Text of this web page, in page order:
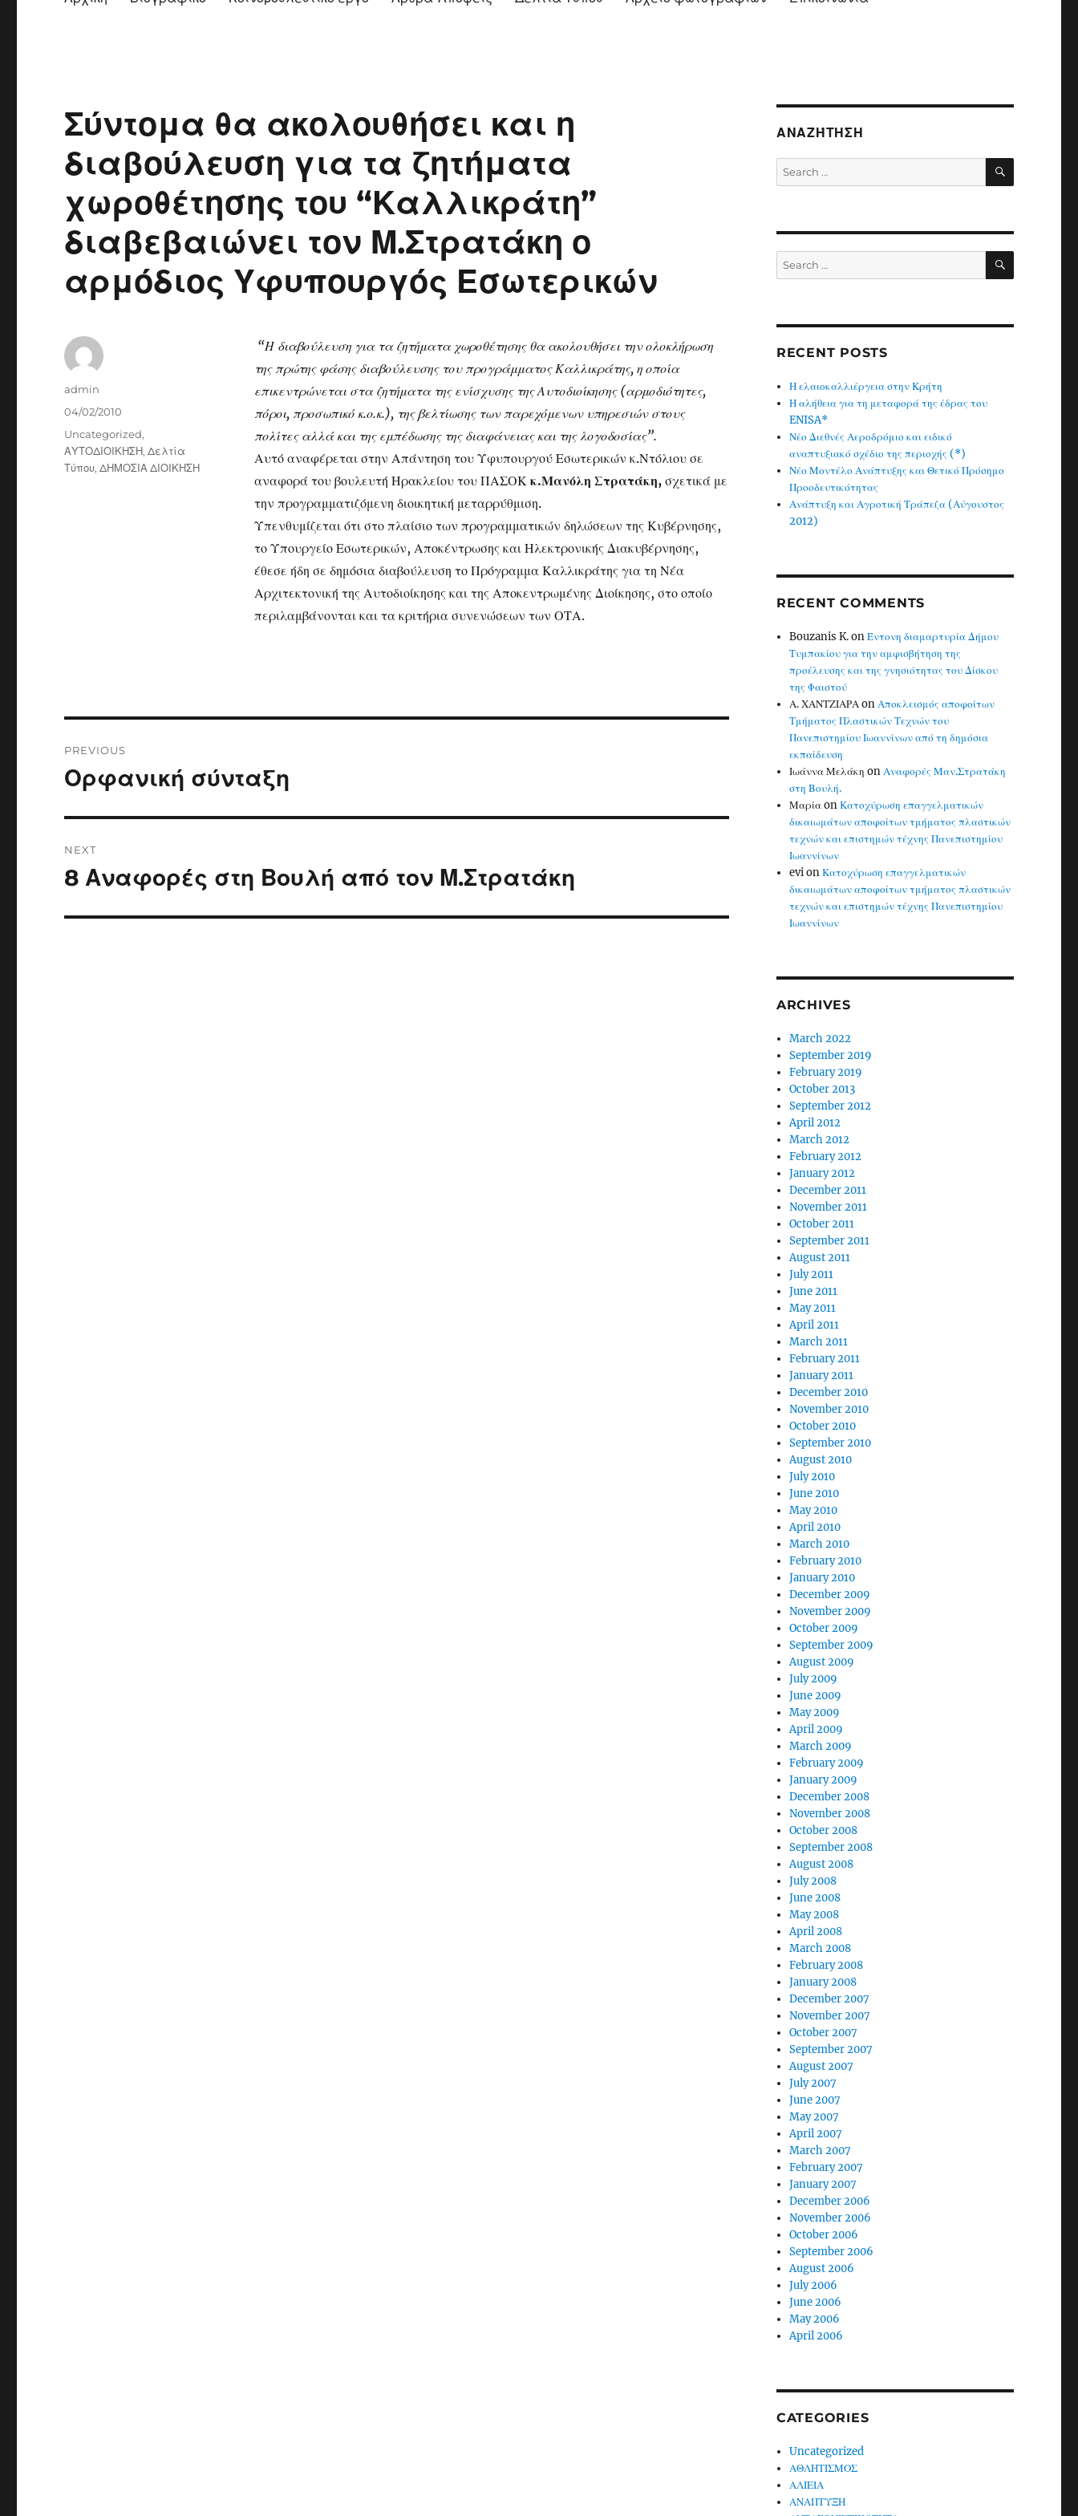
Σύντομα θα ακολουθήσει και η
διαβούλευση για τα ζητήματα
χωροθέτησης του “Καλλικράτη”
διαβεβαιώνει τον Μ.Στρατάκη ο
αρμόδιος Υφυπουργός Εσωτερικών
“Η διαβούλευση για τα ζητήματα χωροθέτησης θα ακολουθήσει την ολοκλήρωση
της πρώτης φάσης διαβούλευσης του προγράμματος Καλλικράτης, η οποία
επικεντρώνεται στα ζητήματα της ενίσχυσης της Αυτοδιοίκησης (αρμοδιότητες,
πόροι, προσωπικό κ.ο.κ.), της βελτίωσης των παρεχόμενων υπηρεσιών στους
πολίτες αλλά και της εμπέδωσης της διαφάνειας και της λογοδοσίας”.
Αυτό αναφέρεται στην Απάντηση του Υφυπουργού Εσωτερικών κ.Ντόλιου σε
αναφορά του βουλευτή Ηρακλείου του ΠΑΣΟΚ κ.Μανόλη Στρατάκη,σχετικά με
την προγραμματιζόμενη διοικητική μεταρρύθμιση.
Υπενθυμίζεται ότι στο πλαίσιο των προγραμματικών δηλώσεων της Κυβέρνησης,
το Υπουργείο Εσωτερικών, Αποκέντρωσης και Ηλεκτρονικής Διακυβέρνησης,
έθεσε ήδη σε δημόσια διαβούλευση το Πρόγραμμα Καλλικράτης για τη Νέα
Αρχιτεκτονική της Αυτοδιοίκησης και της Αποκεντρωμένης Διοίκησης, στο οποίο
περιλαμβάνονται και τα κριτήρια συνενώσεων των ΟΤΑ.
Author
admin
Posted
04/02/2010
Categories
Uncategorized,
ΑΥΤΟΔΙΟΙΚΗΣΗ,Δελτία
Τύπου,ΔΗΜΟΣΙΑ ΔΙΟΙΚΗΣΗ
navigation
PREVIOUS
Previous
Ορφανική σύνταξη
NEXT
Next
8 Αναφορές στη Βουλή από τον Μ.Στρατάκη
ΑΝΑΖΉΤΗΣΗ
Search
for:
SEARCH
Search
for:
SEARCH
RECENT POSTS
Η ελαιοκαλλιέργεια στην Κρήτη
Η αλήθεια για τη μεταφορά της έδρας του
ENISA*
Νέο Διεθνές Αεροδρόμιο και ειδικό
αναπτυξιακό σχέδιο της περιοχής (*)
Νέο Μοντέλο Ανάπτυξης και Θετικό Πρόσημο
Προοδευτικότητας
Ανάπτυξη και Αγροτική Τράπεζα (Αύγουστος
2012)
RECENT COMMENTS
Bouzanis K.onΈντονη διαμαρτυρία Δήμου
Τυμπακίου για την αμφισβήτηση της
προέλευσης και της γνησιότητας του Δίσκου
της Φαιστού
Α. ΧΑΝΤΖΙΑΡΑonΑποκλεισμός αποφοίτων
Τμήματος Πλαστικών Τεχνών του
Πανεπιστημίου Ιωαννίνων από τη δημόσια
εκπαίδευση
Ιωάννα Μελάκη onΑναφορές Μαν.Στρατάκη
στη Βουλή.
ΜαρίαonΚατοχύρωση επαγγελματικών
δικαιωμάτων αποφοίτων τμήματος πλαστικών
τεχνών και επιστημών τέχνης Πανεπιστημίου
Ιωαννίνων
evionΚατοχύρωση επαγγελματικών
δικαιωμάτων αποφοίτων τμήματος πλαστικών
τεχνών και επιστημών τέχνης Πανεπιστημίου
Ιωαννίνων
ARCHIVES
March 2022
September 2019
February 2019
October 2013
September 2012
April 2012
March 2012
February 2012
January 2012
December 2011
November 2011
October 2011
September 2011
August 2011
July 2011
June 2011
May 2011
April 2011
March 2011
February 2011
January 2011
December 2010
November 2010
October 2010
September 2010
August 2010
July 2010
June 2010
May 2010
April 2010
March 2010
February 2010
January 2010
December 2009
November 2009
October 2009
September 2009
August 2009
July 2009
June 2009
May 2009
April 2009
March 2009
February 2009
January 2009
December 2008
November 2008
October 2008
September 2008
August 2008
July 2008
June 2008
May 2008
April 2008
March 2008
February 2008
January 2008
December 2007
November 2007
October 2007
September 2007
August 2007
July 2007
June 2007
May 2007
April 2007
March 2007
February 2007
January 2007
December 2006
November 2006
October 2006
September 2006
August 2006
July 2006
June 2006
May 2006
April 2006
CATEGORIES
Uncategorized
ΑΘΛΗΤΙΣΜΟΣ
ΑΛΙΕΙΑ
ΑΝΑΠΤΥΞΗ